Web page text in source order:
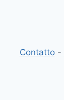
Contatto-